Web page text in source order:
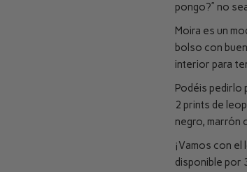
pongo?” no
Moira es un
bolso con
interior para
Podéis pedirlo
2 prints de
negro, marrón
¡Vamos con
disponible por